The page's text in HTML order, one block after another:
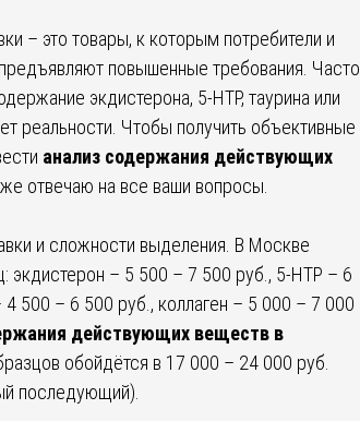
– это товары, к которым потребители и
повышенные требования. Часто
экдистерона, 5-HTP, таурина или
реальности. Чтобы получить объективные
анализ содержания действующих
отвечаю на все ваши вопросы.
и сложности выделения. В Москве
экдистерон – 5 500 – 7 500 руб., 5-HTP – 6
500 – 6 500 руб., коллаген – 5 000 – 7 000
действующих веществ в
обойдётся в 17 000 – 24 000 руб.
последующий).